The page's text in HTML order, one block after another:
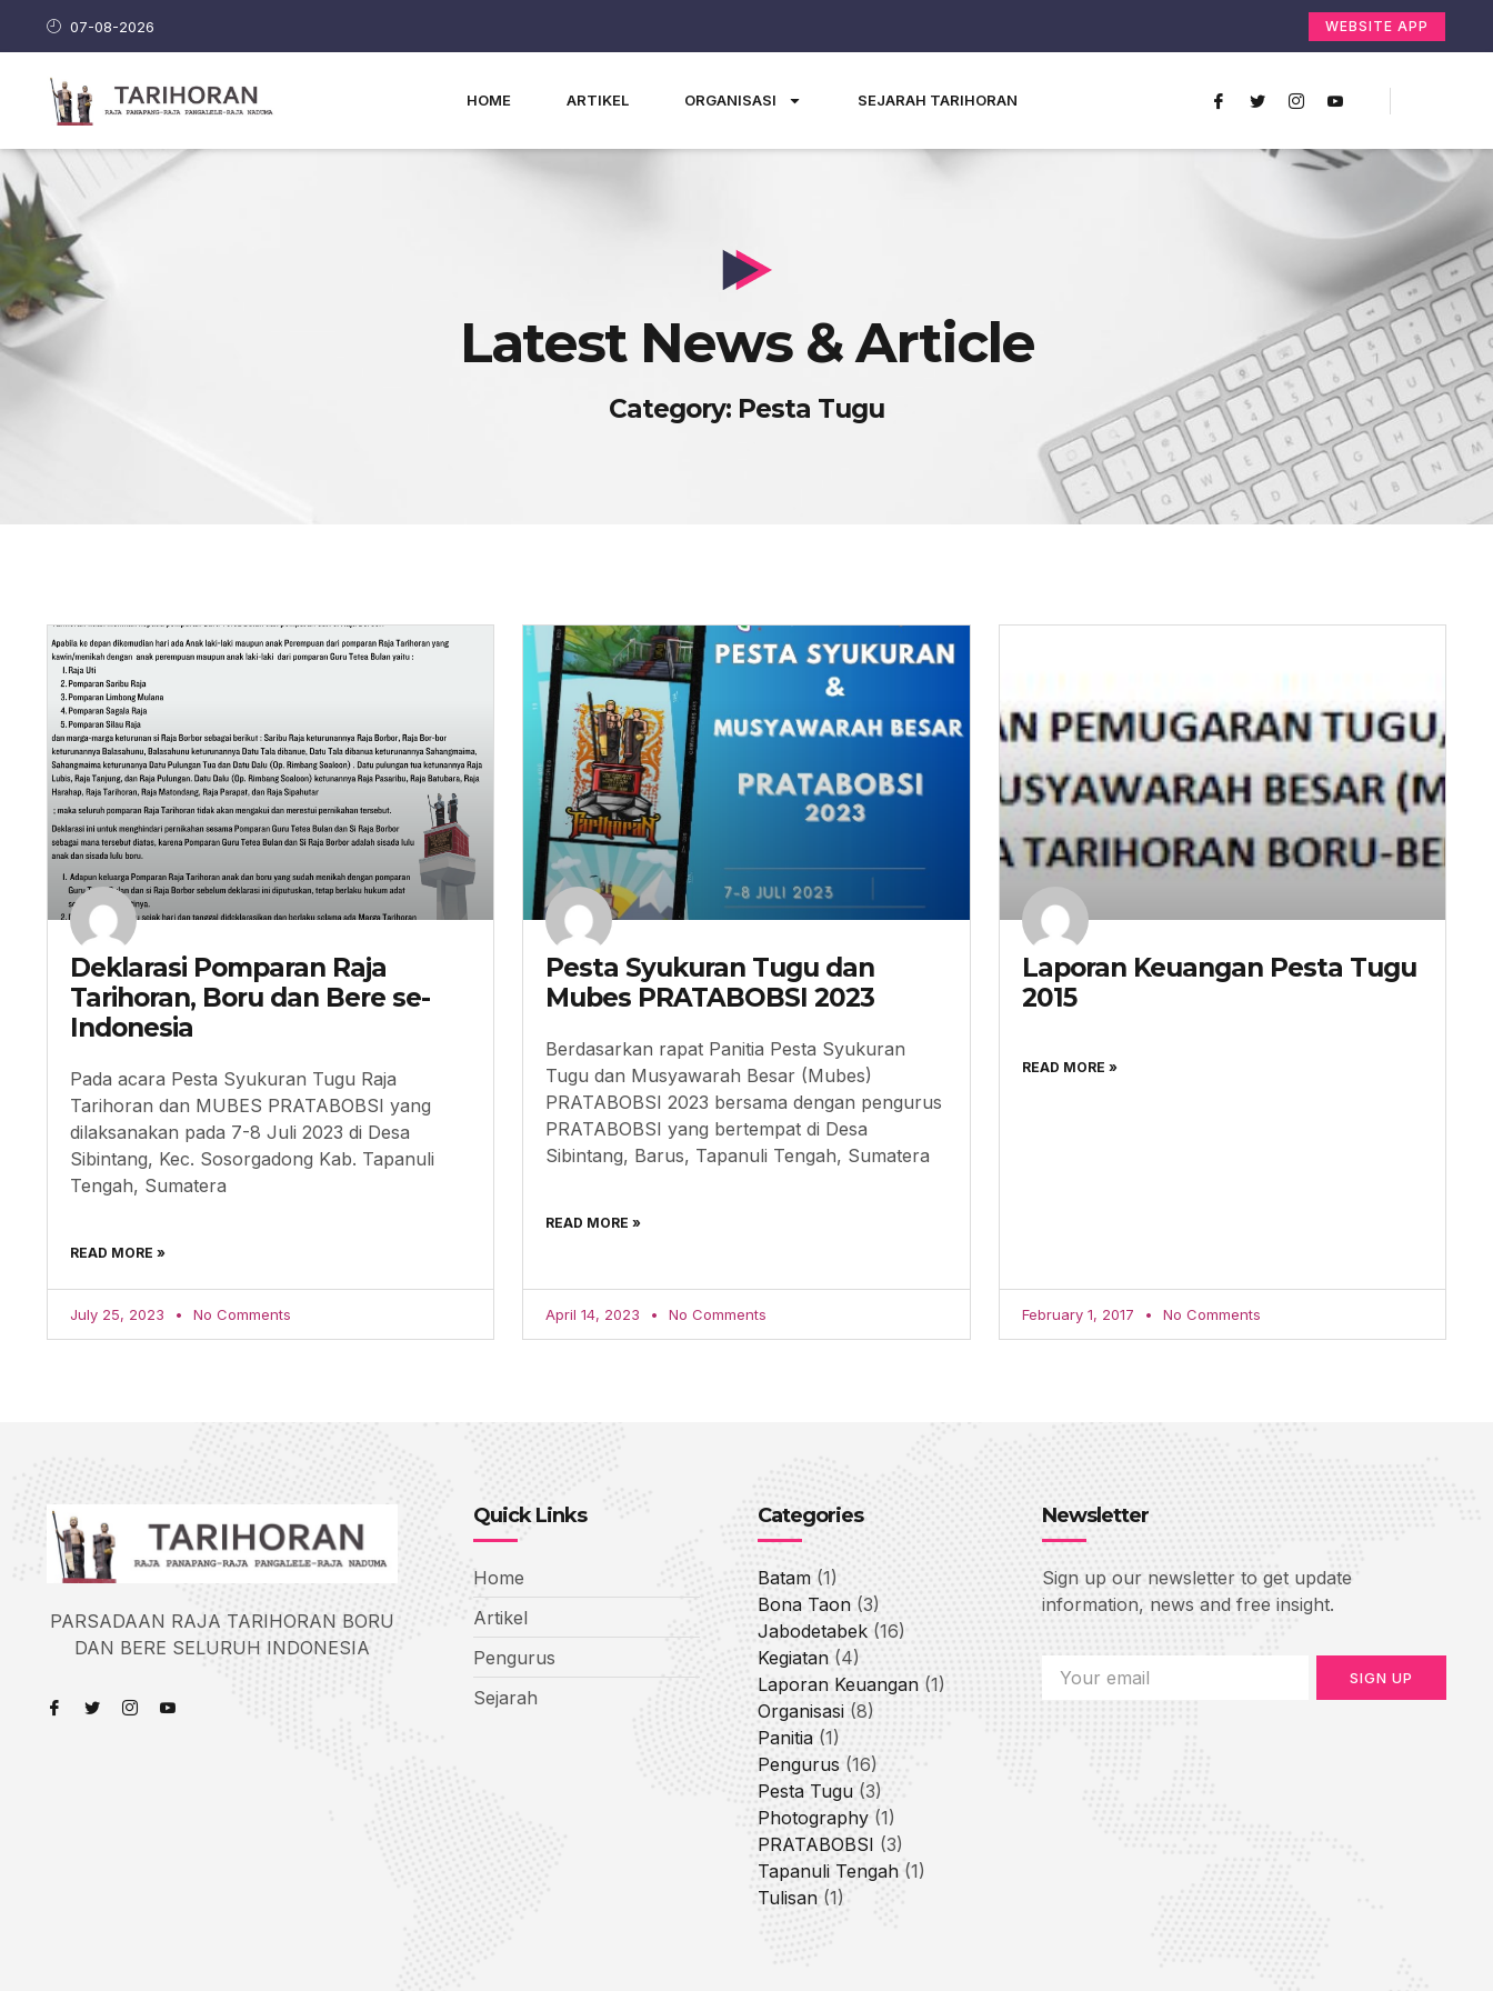
07-08-2026 WEBSITE APP
HOME ARTIKEL ORGANISASI SEJARAH TARIHORAN
Latest News & Article
Category: Pesta Tugu
Deklarasi Pomparan Raja
Tarihoran, Boru dan Bere se-
Indonesia
Pada acara Pesta Syukuran Tugu Raja
Tarihoran dan MUBES PRATABOBSI yang
dilaksanakan pada 7-8 Juli 2023 di Desa
Sibintang, Kec. Sosorgadong Kab. Tapanuli
Tengah, Sumatera
READ MORE »
July 25, 2023 No Comments
Pesta Syukuran Tugu dan
Mubes PRATABOBSI 2023
Berdasarkan rapat Panitia Pesta Syukuran
Tugu dan Musyawarah Besar (Mubes)
PRATABOBSI 2023 bersama dengan pengurus
PRATABOBSI yang bertempat di Desa
Sibintang, Barus, Tapanuli Tengah, Sumatera
READ MORE »
April 14, 2023 No Comments
Laporan Keuangan Pesta Tugu
2015
READ MORE »
February 1, 2017 No Comments
PARSADAAN RAJA TARIHORAN BORU
DAN BERE SELURUH INDONESIA
Quick Links
Home
Artikel
Pengurus
Sejarah
Categories
Batam (1)
Bona Taon (3)
Jabodetabek (16)
Kegiatan (4)
Laporan Keuangan (1)
Organisasi (8)
Panitia (1)
Pengurus (16)
Pesta Tugu (3)
Photography (1)
PRATABOBSI (3)
Tapanuli Tengah (1)
Tulisan (1)
Newsletter
Sign up our newsletter to get update
information, news and free insight.
SIGN UP